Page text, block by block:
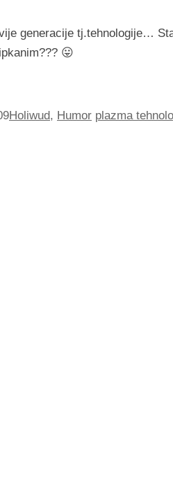
generacije tj.tehnologije…
😛
Holiwud, Humor plazma